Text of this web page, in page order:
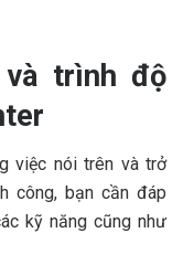
trình độ
việc nói trên và trở
công, bạn cần đáp
kỹ năng cũng như